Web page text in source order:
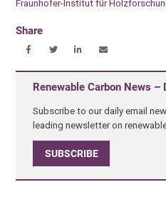
Fraunhofer-Institut für
Share
Renewable Carbon News
Subscribe to our daily email
leading newsletter on
SUBSCRIBE